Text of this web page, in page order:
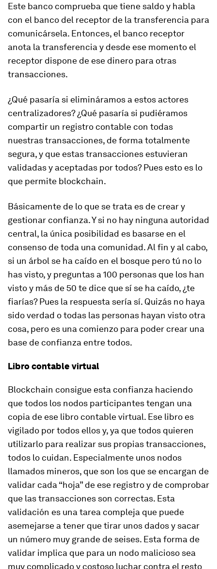
Este banco comprueba que tiene saldo y habla
con el banco del receptor de la transferencia para
comunicársela. Entonces, el banco receptor
anota la transferencia y desde ese momento el
receptor dispone de ese dinero para otras
transacciones.
¿Qué pasaría si elimináramos a estos actores
centralizadores? ¿Qué pasaría si pudiéramos
compartir un registro contable con todas
nuestras transacciones, de forma totalmente
segura, y que estas transacciones estuvieran
validadas y aceptadas por todos? Pues esto es lo
que permite blockchain.
Básicamente de lo que se trata es de crear y
gestionar confianza. Y si no hay ninguna autoridad
central, la única posibilidad es basarse en el
consenso de toda una comunidad. Al fin y al cabo,
si un árbol se ha caído en el bosque pero tú no lo
has visto, y preguntas a 100 personas que los han
visto y más de 50 te dice que sí se ha caído, ¿te
fiarías? Pues la respuesta sería sí. Quizás no haya
sido verdad o todas las personas hayan visto otra
cosa, pero es una comienzo para poder crear una
base de confianza entre todos.
Libro contable virtual
Blockchain consigue esta confianza haciendo
que todos los nodos participantes tengan una
copia de ese libro contable virtual. Ese libro es
vigilado por todos ellos y, ya que todos quieren
utilizarlo para realizar sus propias transacciones,
todos lo cuidan. Especialmente unos nodos
llamados mineros, que son los que se encargan de
validar cada “hoja” de ese registro y de comprobar
que las transacciones son correctas. Esta
validación es una tarea compleja que puede
asemejarse a tener que tirar unos dados y sacar
un número muy grande de seises. Esta forma de
validar implica que para un nodo malicioso sea
muy complicado y costoso luchar contra el resto